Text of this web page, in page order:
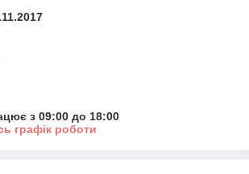
з 09:00 до 18:00
графік роботи